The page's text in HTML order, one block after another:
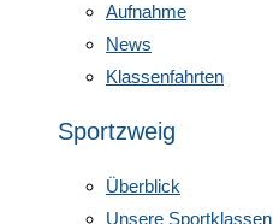
Aufnahme
News
Klassenfahrten
Sportzweig
Überblick
Unsere Sportklassen